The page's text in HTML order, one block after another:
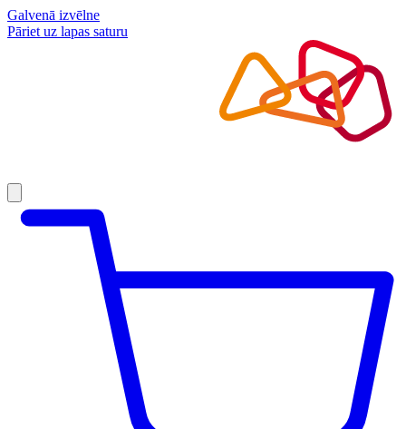
Galvenā izvēlne
Pāriet uz lapas saturu